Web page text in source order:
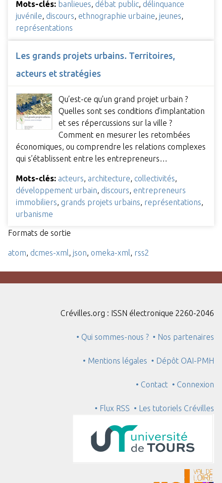
Mots-clés: banlieues, débat public, délinquance
juvénile, discours, ethnographie urbaine, jeunes,
représentations
Les grands projets urbains. Territoires,
acteurs et stratégies
Qu’est-ce qu’un grand projet urbain ?
Quelles sont ses conditions d’implantation
et ses répercussions sur la ville ?
Comment en mesurer les retombées
économiques, ou comprendre les relations complexes
qui s’établissent entre les entrepreneurs…
Mots-clés: acteurs architecture collectivités
développement urbain discours entrepreneurs
immobiliers grands projets urbains représentations
urbanisme
Formats de sortie
atom dcmes-xml json omeka-xml rss2
Crévilles.org : ISSN électronique 2260-2046
• Qui sommes-nous ? • Nos partenaires
• Mentions légales • Dépôt OAI-PMH
• Contact • Connexion
• Flux RSS • Les tutoriels Crévilles